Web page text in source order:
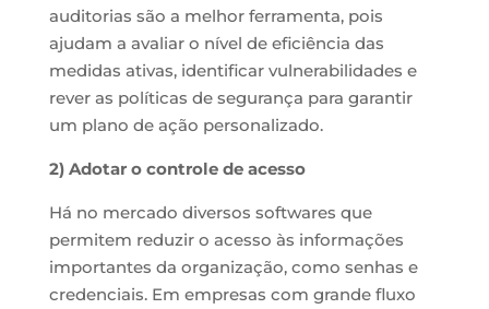
auditorias são a melhor ferramenta, pois
ajudam a avaliar o nível de eficiência das
medidas ativas, identificar vulnerabilidades e
rever as políticas de segurança para garantir
um plano de ação personalizado.
2) Adotar o controle de acesso
Há no mercado diversos softwares que
permitem reduzir o acesso às informações
importantes da organização, como senhas e
credenciais. Em empresas com grande fluxo